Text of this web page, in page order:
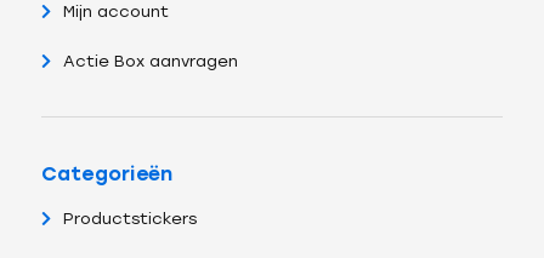
Mijn account
Actie Box aanvragen
Categorieën
Productstickers